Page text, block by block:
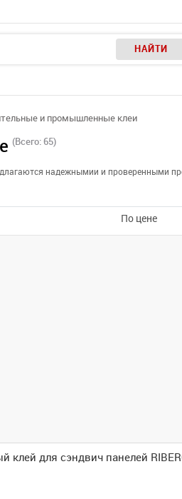
НАЙТИ
и промышленные клеи
(Всего: 65)
надежнымии и проверенными
По цене
клей для сэндвич панелей